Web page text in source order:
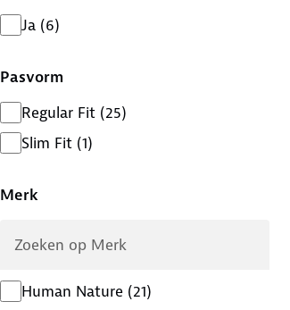
Ja (6)
Pasvorm
Regular Fit (25)
Slim Fit (1)
Merk
Human Nature (21)